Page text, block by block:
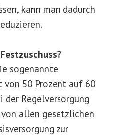
kann man dadurch
sogenannte
von 50 Prozent auf 60
der Regelversorgung
allen gesetzlichen
zur